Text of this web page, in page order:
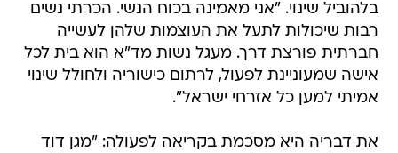
בלהוביל שינוי. "אני מאמינה בכוח הנשי. הכרתי נשים
רבות שיכולות לתעל את העוצמות שלהן לעשייה
חברתית פורצת דרך. מעגל נשות מד"א הוא בית לכל
אישה שמעוניינת לפעול, לרתום כישוריה ולחולל שינוי
אמיתי למען כל אזרחי ישראל".
את דבריה היא מסכמת בקריאה לפעולה: "מגן דוד